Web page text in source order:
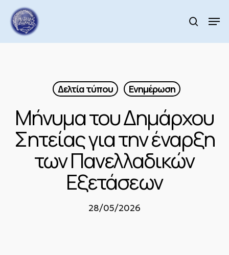
main
content
search
Δελτία τύπου Ενημέρωση
Μήνυμα του Δημάρχου
Σητείας για την έναρξη
των Πανελλαδικών
Εξετάσεων
28/05/2026
Menu